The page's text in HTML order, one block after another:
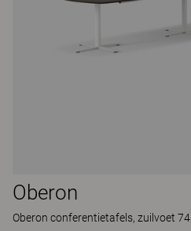
Oberon
Oberon conferentietafels, zuilvoet 74